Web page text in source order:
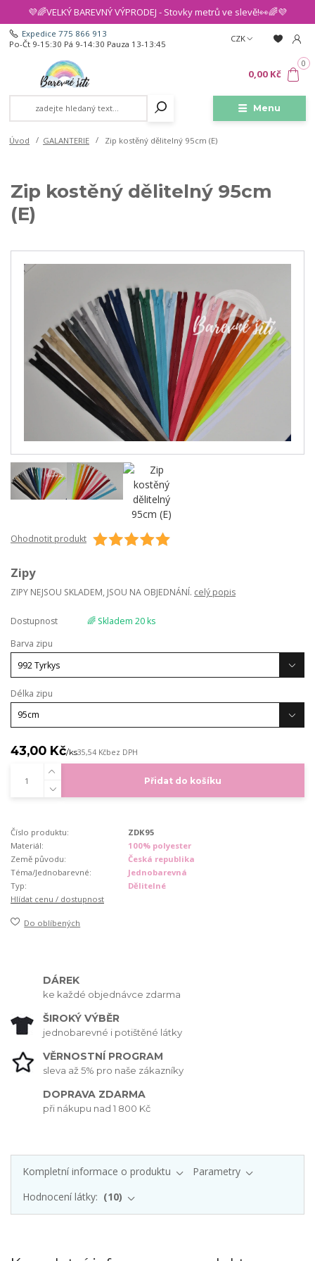
💜🌈VELKÝ BAREVNÝ VÝPRODEJ - Stovky metrů ve slevě!👀🌈💜
Menu
CZK
Expedice 775 866 913
Po-Čt 9-15:30 Pá 9-14:30 Pauza 13-13:45
0
0,00 Kč
Úvod GALANTERIE Zip kostěný dělitelný 95cm (E)
Zip kostěný dělitelný 95cm
(E)
Ohodnotit produkt
Zipy
ZIPY NEJSOU SKLADEM, JSOU NA OBJEDNÁNÍ. celý popis
Dostupnost
🌈 Skladem 20 ks
Barva zipu
Délka zipu
43,00 Kč/ks35,54 Kčbez DPH
Přidat do košíku
Číslo produktu:
ZDK95
Materiál:
100% polyester
Země původu:
Česká republika
Téma/Jednobarevné:
Jednobarevná
Typ:
Dělitelné
Hlídat cenu / dostupnost
Do oblíbených
DÁREK
ke každé objednávce zdarma
ŠIROKÝ VÝBĚR
jednobarevné i potištěné látky
VĚRNOSTNÍ PROGRAM
sleva až 5% pro naše zákazníky
DOPRAVA ZDARMA
při nákupu nad 1 800 Kč
Kompletní informace o produktu
Parametry
Hodnocení látky:
10